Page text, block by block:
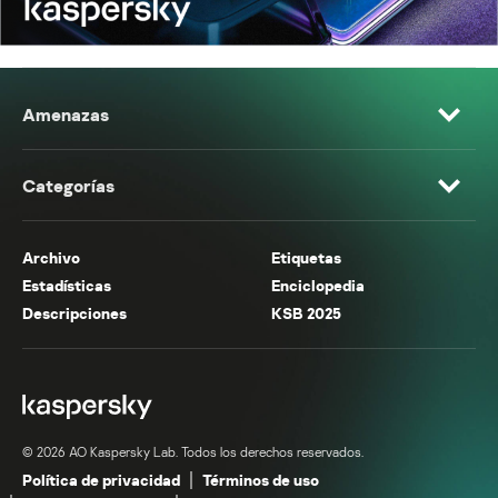
Amenazas
Categorías
Archivo
Etiquetas
Estadísticas
Enciclopedia
Descripciones
KSB 2025
© 2026 AO Kaspersky Lab. Todos los derechos reservados.
Política de privacidad
Términos de uso